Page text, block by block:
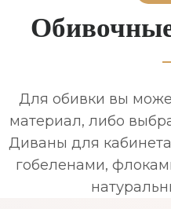
Для обивки вы
материал, либо
Диваны для
гобеленами,